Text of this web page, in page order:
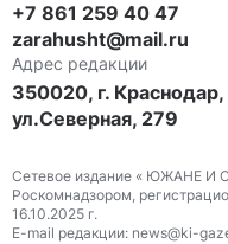
+7 861 259 40 47
zarahusht@mail.ru
Адрес редакции
350020, г. Краснодар,
ул.Северная, 279
Сетевое издание « ЮЖАНЕ И
Роскомнадзором,
16.10.2025 г.
E-mail редакции: news@ki-